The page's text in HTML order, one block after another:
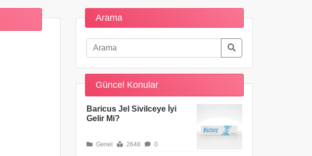
Arama
Güncel Konular
Baricus Jel Sivilceye İyi
Gelir Mi?
Genel 2648 0